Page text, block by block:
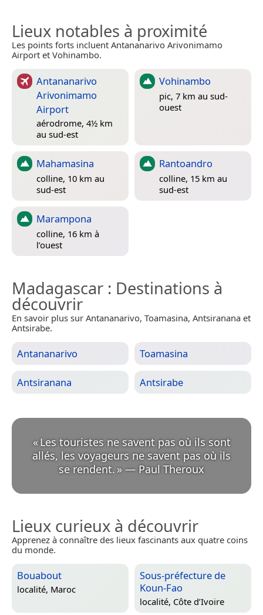
Lieux notables à proximité
Les points forts incluent Antananarivo Arivonimamo
Airport et Vohinambo.
Antananarivo
Arivonimamo
Airport
aérodrome, 4½ km
au sud-est
Vohinambo
pic, 7 km au sud-
ouest
Mahamasina
colline, 10 km au
sud-est
Rantoandro
colline, 15 km au
sud-est
Marampona
colline, 16 km à
l’ouest
Madagascar : Destinations à
découvrir
En savoir plus sur Antananarivo, Toamasina, Antsiranana et
Antsirabe.
Antananarivo Toamasina
Antsiranana Antsirabe
«Les touristes ne savent pas où ils sont
allés, les voyageurs ne savent pas où ils
se rendent. » — Paul Theroux
Lieux curieux à découvrir
Apprenez à connaître des lieux fascinants aux quatre coins
du monde.
Bouabout
localité, Maroc
Sous-préfecture de
Koun-Fao
localité, Côte d’Ivoire